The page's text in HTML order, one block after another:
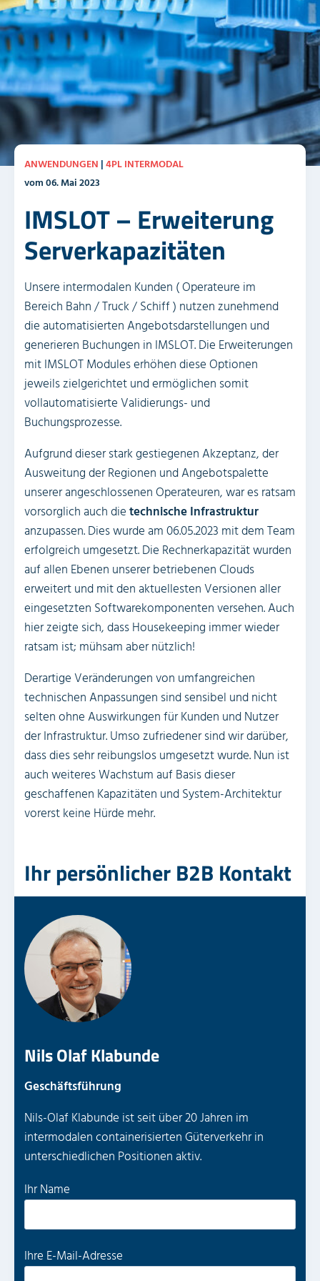
ANWENDUNGEN |4PL INTERMODAL
vom 06. Mai 2023
IMSLOT – Erweiterung
Serverkapazitäten
Unsere intermodalen Kunden ( Operateure im
Bereich Bahn / Truck / Schiff ) nutzen zunehmend
die automatisierten Angebotsdarstellungen und
generieren Buchungen in IMSLOT. Die Erweiterungen
mit IMSLOT Modules erhöhen diese Optionen
jeweils zielgerichtet und ermöglichen somit
vollautomatisierte Validierungs- und
Buchungsprozesse.
Aufgrund dieser stark gestiegenen Akzeptanz, der
Ausweitung der Regionen und Angebotspalette
unserer angeschlossenen Operateuren, war es ratsam
vorsorglich auch dietechnische Infrastruktur
anzupassen. Dies wurde am 06.05.2023 mit dem Team
erfolgreich umgesetzt. Die Rechnerkapazität wurden
auf allen Ebenen unserer betriebenen Clouds
erweitert und mit den aktuellesten Versionen aller
eingesetzten Softwarekomponenten versehen. Auch
hier zeigte sich, dass Housekeeping immer wieder
ratsam ist; mühsam aber nützlich!
Derartige Veränderungen von umfangreichen
technischen Anpassungen sind sensibel und nicht
selten ohne Auswirkungen für Kunden und Nutzer
der Infrastruktur. Umso zufriedener sind wir darüber,
dass dies sehr reibungslos umgesetzt wurde. Nun ist
auch weiteres Wachstum auf Basis dieser
geschaffenen Kapazitäten und System-Architektur
vorerst keine Hürde mehr.
Ihr persönlicher B2B Kontakt
Nils Olaf Klabunde
Geschäftsführung
Nils-Olaf Klabunde ist seit über 20 Jahren im
intermodalen containerisierten Güterverkehr in
unterschiedlichen Positionen aktiv.
B
i
t
t
e
Ihr Name
B
Ihre E-Mail-Adresse